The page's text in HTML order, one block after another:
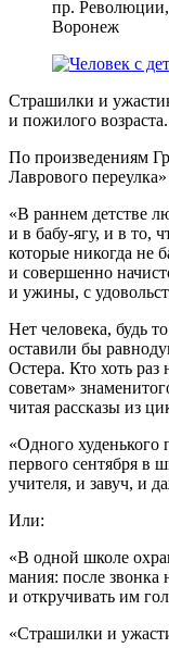
пр.
Воронеж
Страшилки и
и пожилого возраста.
По произведениям
Лаврового
«В раннем детстве
и в бабу-ягу, и в то,
которые никогда не
и совершенно
и ужины, с
Нет человека, будь
оставили бы
Остера. Кто хоть
советам»
читая рассказы из
«Одного худенького
первого сентября в
учителя, и завуч, и
Или:
«В одной школе
мания: после звонка
и откручивать им
«Страшилки и